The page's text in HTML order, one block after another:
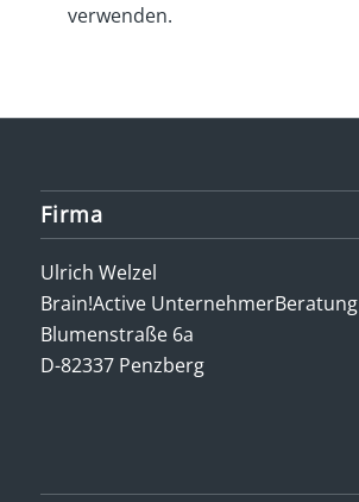
verwenden.
Firma
Ulrich Welzel
Brain!Active UnternehmerBeratung
Blumenstraße 6a
D-82337 Penzberg